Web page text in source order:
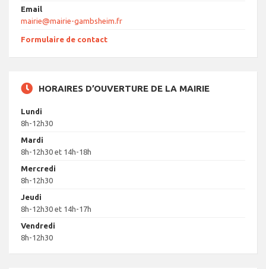
Email
mairie@mairie-gambsheim.fr
Formulaire de contact
HORAIRES D’OUVERTURE DE LA MAIRIE
Lundi
8h-12h30
Mardi
8h-12h30 et 14h-18h
Mercredi
8h-12h30
Jeudi
8h-12h30 et 14h-17h
Vendredi
8h-12h30